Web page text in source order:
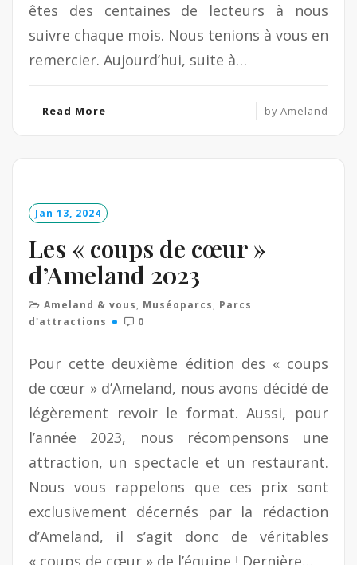
êtes des centaines de lecteurs à nous
suivre chaque mois. Nous tenions à vous en
remercier. Aujourd’hui, suite à…
Read More
r
by Ameland
Jan 13, 2024
Les « coups de cœur »
d’Ameland 2023
Ameland & vous, Muséoparcs, Parcs
d'attractions
0
Pour cette deuxième édition des « coups
de cœur » d’Ameland, nous avons décidé de
légèrement revoir le format. Aussi, pour
l’année 2023, nous récompensons une
attraction, un spectacle et un restaurant.
Nous vous rappelons que ces prix sont
exclusivement décernés par la rédaction
d’Ameland, il s’agit donc de véritables
« coups de cœur » de l’équipe ! Dernière…